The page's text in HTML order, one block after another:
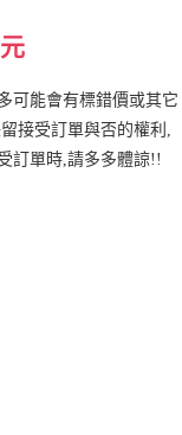
可能會有標錯價或其它
接受訂單與否的權利,
訂單時,請多多體諒!!